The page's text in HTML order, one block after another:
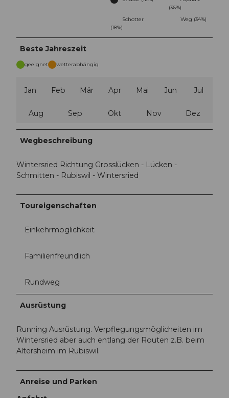
(36%)
Schotter
(18%)
Weg (34%)
Beste Jahreszeit
geeignet wetterabhängig
Jan Feb Mär Apr Mai Jun Jul
Aug Sep Okt Nov Dez
Wegbeschreibung
Wintersried Richtung Grosslücken - Lücken -
Schmitten - Rubiswil - Wintersried
Toureigenschaften
Einkehrmöglichkeit
Familienfreundlich
Rundweg
Ausrüstung
Running Ausrüstung. Verpflegungsmöglicheiten im
Wintersried aber auch entlang der Routen z.B. beim
Altersheim im Rubiswil.
Anreise und Parken